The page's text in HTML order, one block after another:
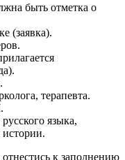
быть отметка о
(заявка).
терапевта.
языка,
истории.
к заполнению